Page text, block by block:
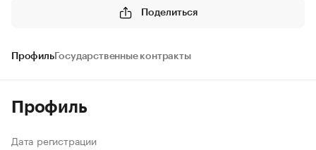
Поделиться
ПрофильГосударственные контракты
Профиль
Дата регистрации